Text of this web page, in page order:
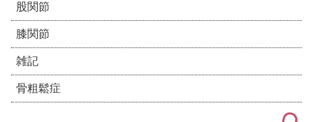
股関節
膝関節
雑記
骨粗鬆症